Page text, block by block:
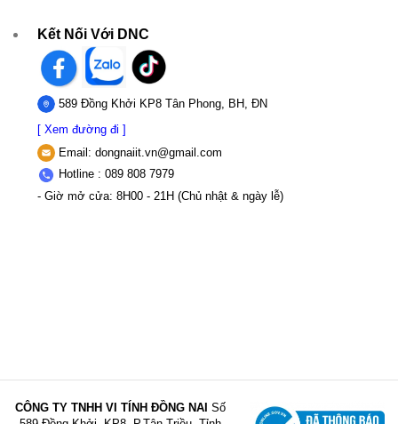
Kết Nối Với DNC
589 Đồng Khởi KP8 Tân Phong, BH, ĐN
[ Xem đường đi ]
Email: dongnaiit.vn@gmail.com
Hotline : 089 808 7979
- Giờ mở cửa: 8H00 - 21H (Chủ nhật & ngày lễ)
CÔNG TY TNHH VI TÍNH ĐỒNG NAI Số